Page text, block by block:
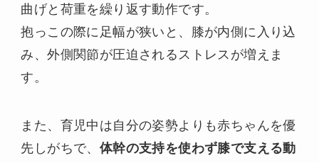
曲げと荷重を繰り返す動作です。
抱っこの際に足幅が狭いと、膝が内側に入り込
み、外側関節が圧迫されるストレスが増えま
す。
また、育児中は自分の姿勢よりも赤ちゃんを優
先しがちで、 体幹の支持を使わず膝で支える動